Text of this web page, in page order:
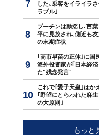
した､乗客をイライラ
ラブル｣
プーチンは動揺し､言
平に見放され､側近も
の末期症状
｢高市早苗の正体｣に
海外投資家が｢日本経
た"残念発言"
これで｢愛子天皇｣は
｢野望にとらわれた麻
の大原則｣
もっと